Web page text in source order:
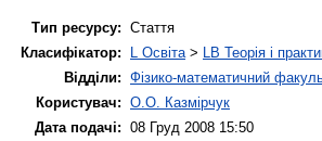
Тип ресурсу: Стаття
Класифікатор:
L Освіта > LB Теорія і
Відділи: Фізико-математичний
Користувач: О.О. Казмірчук
Дата подачі: 08 Груд 2008 15:50